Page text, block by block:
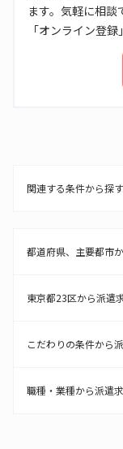
ます。気軽に相
「オンライン登録
関連する条件から探す
都道府県、主要都市
東京都23区から派遣
こだわりの条件から
職種・業種から派遣